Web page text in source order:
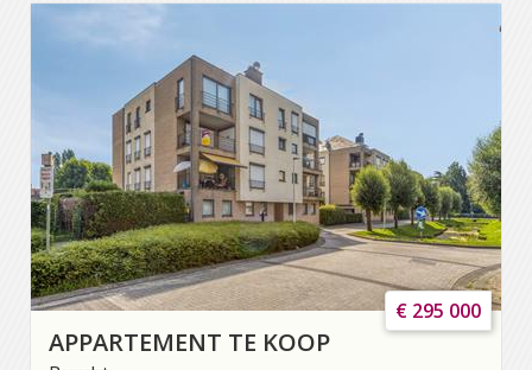
APPARTEMENT TE KOOP
€ 295 000